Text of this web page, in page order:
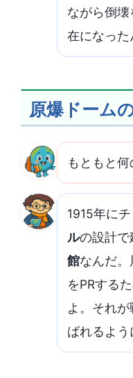
ながら倒
在になった
原爆ドーム
もともと
1915年に
ルの設計で
館なんだ
をPRする
よ。それ
ばれるよう